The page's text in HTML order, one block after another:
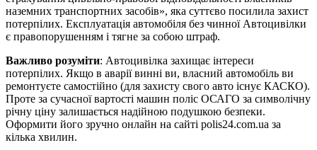
наземних транспортних засобів», яка суттєво посилила захист
потерпілих. Експлуатація автомобіля без чинної Автоцивілки
є правопорушенням і тягне за собою штраф.
Важливо розуміти: Автоцивілка захищає інтереси
потерпілих. Якщо в аварії винні ви, власний автомобіль ви
ремонтуєте самостійно (для захисту свого авто існує КАСКО).
Проте за сучасної вартості машин поліс ОСАГО за символічну
річну ціну залишається надійною подушкою безпеки.
Оформити його зручно онлайн на сайті polis24.com.ua за
кілька хвилин.